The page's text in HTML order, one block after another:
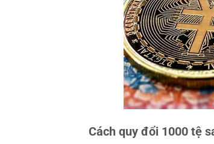
Cách quy đổi 1000 tệ